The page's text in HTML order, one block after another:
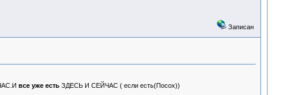
Записан
все уже есть ЗДЕСЬ И СЕЙЧАС ( если есть(Посох))